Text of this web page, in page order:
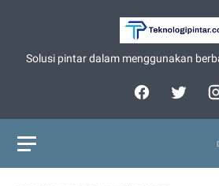
Solusi pintar dalam menggunakan